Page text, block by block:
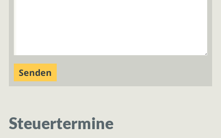
Steuertermine